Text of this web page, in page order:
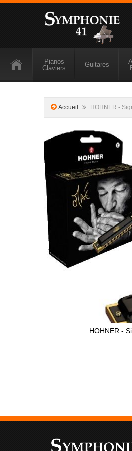
Pianos
Claviers
Guitares
Accueil HOHNER -
HOHNER -